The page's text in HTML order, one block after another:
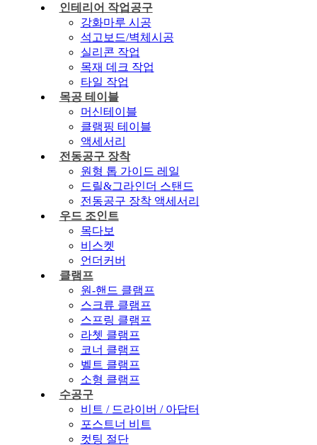
인테리어 작업공구
강화마루 시공
석고보드/벽체시공
실리콘 작업
목재 데크 작업
타일 작업
목공 테이블
머신테이블
클램핑 테이블
액세서리
전동공구 장착
원형 톱 가이드 레일
드릴&그라인더 스탠드
전동공구 장착 액세서리
우드 조인트
목다보
비스켓
언더커버
클램프
원-핸드 클램프
스크류 클램프
스프링 클램프
라쳇 클램프
코너 클램프
벨트 클램프
소형 클램프
수공구
비트 / 드라이버 / 아답터
포스트너 비트
컷팅 절단